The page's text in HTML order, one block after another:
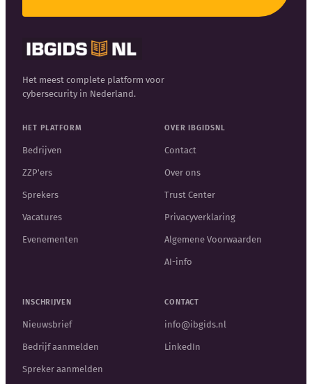
Het meest complete platform voor
cybersecurity in Nederland.
HET PLATFORM
Bedrijven
ZZP'ers
Sprekers
Vacatures
Evenementen
OVER IBGIDSNL
Contact
Over ons
Trust Center
Privacyverklaring
Algemene Voorwaarden
AI-info
INSCHRIJVEN
Nieuwsbrief
Bedrijf aanmelden
Spreker aanmelden
CONTACT
info@ibgids.nl
LinkedIn